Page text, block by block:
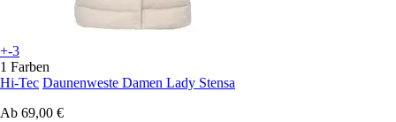
+-3
1 Farben
Hi-Tec Daunenweste Damen Lady Stensa
Ab 69,00 €